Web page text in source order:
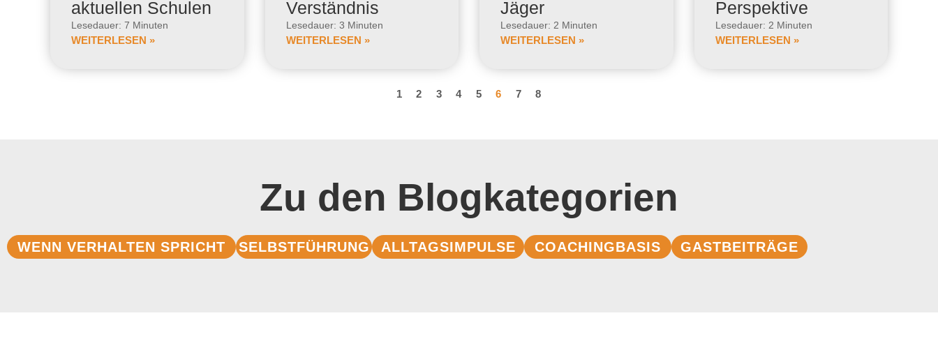
aktuellen Schulen
Lesedauer: 7 Minuten
WEITERLESEN »
Verständnis
Lesedauer: 3 Minuten
WEITERLESEN »
Jäger
Lesedauer: 2 Minuten
WEITERLESEN »
Perspektive
Lesedauer: 2 Minuten
WEITERLESEN »
1 2 3 4 5 6 7 8
Zu den Blogkategorien
WENN VERHALTEN SPRICHT SELBSTFÜHRUNG ALLTAGSIMPULSE COACHINGBASIS GASTBEITRÄGE